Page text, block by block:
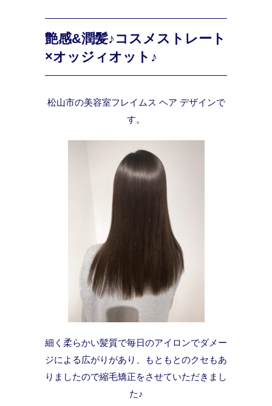
艶感&潤髪♪コスメストレート
×オッジィオット♪
松山市の美容室フレイムス ヘア デザインで
す。
細く柔らかい髪質で毎日のアイロンでダメー
ジによる広がりがあり、もともとのクセもあ
りましたので縮毛矯正をさせていただきまし
た♪